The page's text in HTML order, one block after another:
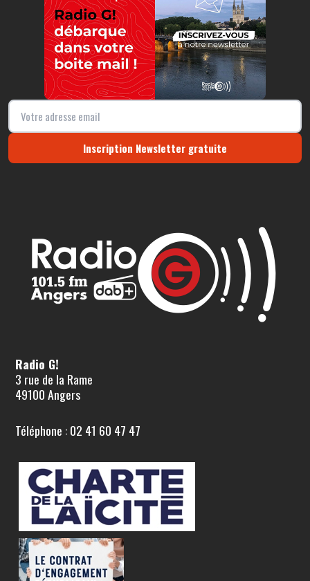
Inscription Newsletter gratuite
Radio G!
3 rue de la Rame
49100 Angers
Téléphone : 02 41 60 47 47